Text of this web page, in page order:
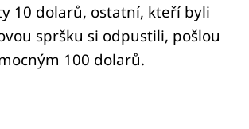
10 dolarů, ostatní, kteří byli
spršku si odpustili, pošlou
100 dolarů.